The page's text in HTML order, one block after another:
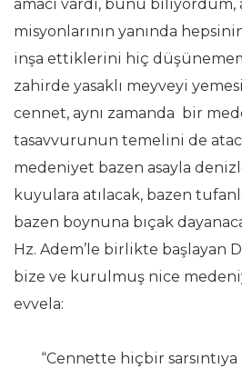
amacı vardı, bunu biliyordum,
misyonlarının yanında
inşa ettiklerini hiç
zahirde yasaklı meyveyi
cennet, aynı zamanda bir
tasavvurunun temelini de
medeniyet bazen asayla
kuyulara atılacak, bazen
bazen boynuna bıçak
Hz. Adem’le birlikte başlayan
bize ve kurulmuş nice
evvela:
“Cennette hiçbir